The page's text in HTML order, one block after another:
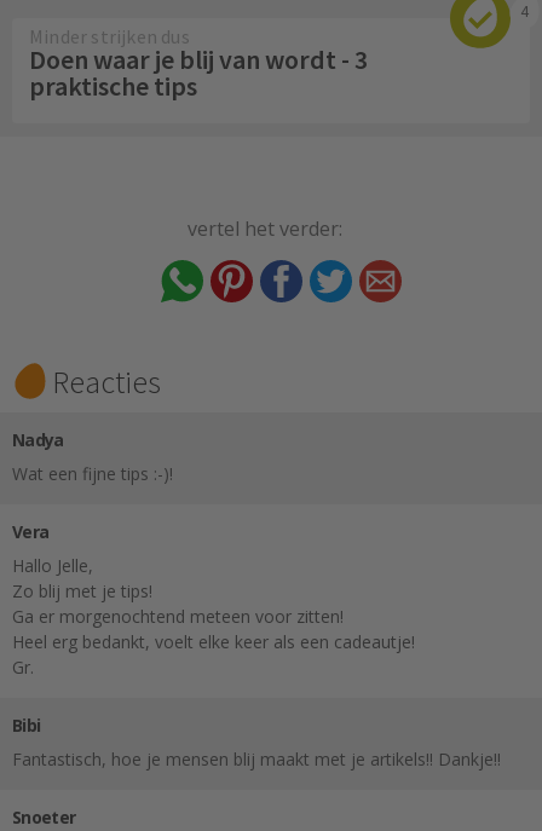
4
Minder strijken dus
Doen waar je blij van wordt - 3
praktische tips
vertel het verder:
Reacties
Nadya
Wat een fijne tips :-)!
Vera
Hallo Jelle,
Zo blij met je tips!
Ga er morgenochtend meteen voor zitten!
Heel erg bedankt, voelt elke keer als een cadeautje!
Gr.
Bibi
Fantastisch, hoe je mensen blij maakt met je artikels!! Dankje!!
Snoeter